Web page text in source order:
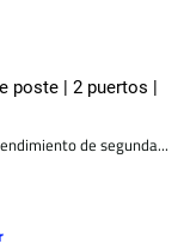
poste | 2 puertos |
de segunda...